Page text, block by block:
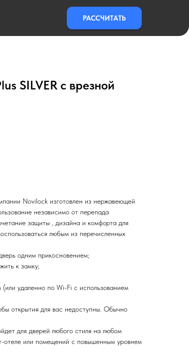
РАССЧИТАТЬ
SILVER с врезной
Novilock изготовлен из нержавеющей
независимо от перепада
защиты , дизайна и комфорта для
любым из перечисленных
одним прикосновением;
к замку;
удаленно по Wi-Fi с использованием
открытия для вас недоступны. Обычно
для дверей любого стиля на любом
отеле или помещений с повышенным уровнем